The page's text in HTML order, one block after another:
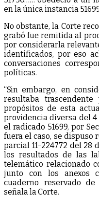
en la única instancia
No obstante, la Corte
grabó fue remitida al
por considerarla
identificados, por eso
conversaciones
políticas.
“Sin embargo, en
resultaba
propósitos de esta
providencia diversa del
el radicado 51699, por
fuera el caso, se
parcial 11-224772 del 28
los resultados de las
telemático relacionado
junto con los anexos
cuaderno reservado
señala la Corte.